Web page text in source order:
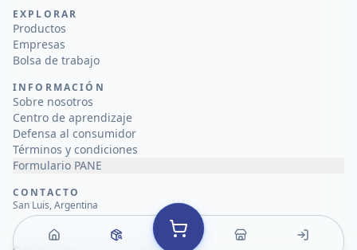
EXPLORAR
Productos
Empresas
Bolsa de trabajo
INFORMACIÓN
Sobre nosotros
Centro de aprendizaje
Defensa al consumidor
Términos y condiciones
Formulario PANE
CONTACTO
San Luis, Argentina